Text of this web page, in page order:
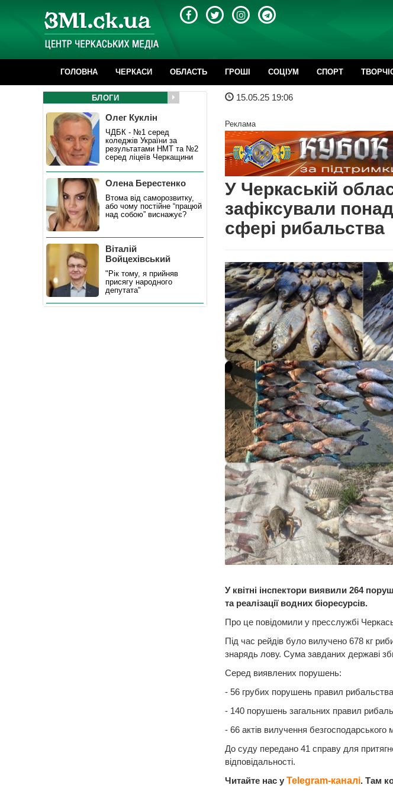
ГОЛОВНА ЧЕРКАСИ ОБЛАСТЬ ГРОШІ CОЦІУМ СПОРТ
15.05.25 19:06
Реклама
У Черкаській
зафіксували
сфері рибальства
У квітні інспектори виявили 264
та реалізації водних біоресурсів.
Про це повідомили у пресслужбі
Під час рейдів було вилучено 678 кг
знарядь лову. Сума завданих державі
Серед виявлених порушень:
- 56 грубих порушень правил
- 140 порушень загальних правил
- 66 актів вилучення безгосподарського
До суду передано 41 справу для
відповідальності.
Читайте нас у Telegram-каналі. Там
БЛОГИ
Олег Куклін
ЧДБК - №1 серед
коледжів України за
результатами НМТ та №2
серед ліцеїв Черкащини
Олена Берестенко
Втома від саморозвитку,
або чому постійне “працюй
над собою” виснажує?
Віталій
Войцехівський
"Рік тому, я прийняв
присягу народного
депутата"